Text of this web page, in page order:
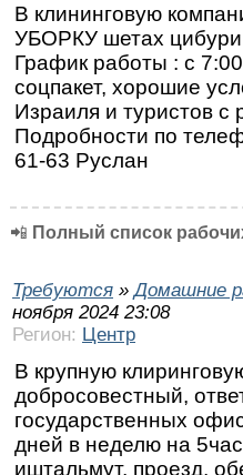
В клининговую
УБОРКУ шетах
График работы : с
соцпакет, хорошие
Израиля и туристов
Подробности по
61-63 Руслан
📲 Полный список
Требуются »Домашние
ноября 2024 23:08
Регион: Центр
В крупную
добросовестный,
государственных
дней в неделю на
иштальмут, проезд,